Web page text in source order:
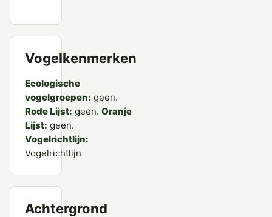
Vogelkenmerken
Ecologische
vogelgroepen: geen.
Rode Lijst: geen. Oranje
Lijst: geen.
Vogelrichtlijn:
Vogelrichtlijn
Achtergrond